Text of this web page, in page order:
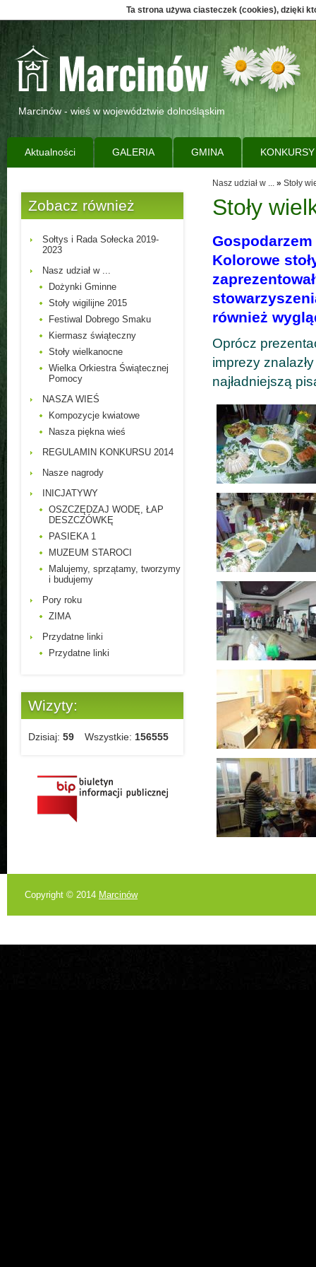
Ta strona używa ciasteczek (cookies), dzięki
Marcinów - wieś w województwie dolnośląskim
Aktualności GALERIA GMINA KONKURSY
Zobacz również
Sołtys i Rada Sołecka 2019-
2023
Nasz udział w ...
Dożynki Gminne
Stoły wigilijne 2015
Festiwal Dobrego Smaku
Kiermasz świąteczny
Stoły wielkanocne
Wielka Orkiestra Świątecznej
Pomocy
NASZA WIEŚ
Kompozycje kwiatowe
Nasza piękna wieś
REGULAMIN KONKURSU 2014
Nasze nagrody
INICJATYWY
OSZCZĘDZAJ WODĘ, ŁAP
DESZCZÓWKĘ
PASIEKA 1
MUZEUM STAROCI
Malujemy, sprzątamy, tworzymy
i budujemy
Pory roku
ZIMA
Przydatne linki
Przydatne linki
Wizyty:
Dzisiaj: 59 Wszystkie: 156555
Stoły
Nasz udział w ...» Stoły
Kolorowe
również
Oprócz
imprezy
najładniejszą
Copyright © 2014 Marcinów